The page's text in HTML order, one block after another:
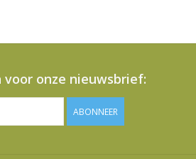
voor onze nieuwsbrief:
ABONNEER